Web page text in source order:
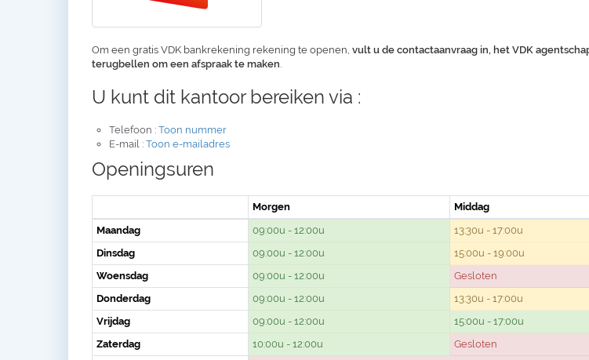
Om een gratis VDK bankrekening rekening te openen, vult u de contactaanvraag in, het VDK
terugbellen om een afspraak te maken.
U kunt dit kantoor bereiken via :
Telefoon : Toon nummer
E-mail : Toon e-mailadres
Openingsuren
Morgen
Middag
Maandag
09:00u - 12:00u
13:30u - 17:00u
Dinsdag
09:00u - 12:00u
15:00u - 19:00u
Woensdag
09:00u - 12:00u
Gesloten
Donderdag
09:00u - 12:00u
13:30u - 17:00u
Vrijdag
09:00u - 12:00u
15:00u - 17:00u
Zaterdag
10:00u - 12:00u
Gesloten